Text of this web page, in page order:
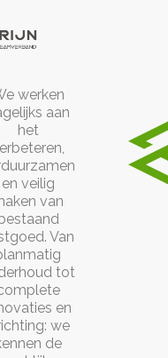
in de
werken
aan
het
en veilig
van
Van
tot
en
we
de